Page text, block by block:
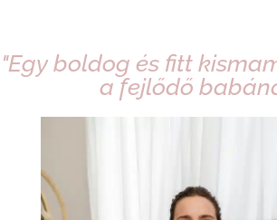
"Egy boldog és fitt
a fejlődő